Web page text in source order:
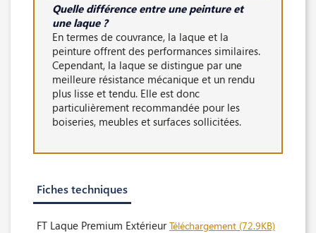
Quelle différence entre une peinture et
une laque ?
En termes de couvrance, la laque et la
peinture offrent des performances similaires.
Cependant, la laque se distingue par une
meilleure résistance mécanique et un rendu
plus lisse et tendu. Elle est donc
particulièrement recommandée pour les
boiseries, meubles et surfaces sollicitées.
Fiches techniques
FT Laque Premium ExtérieurTéléchargement (72.9KB)